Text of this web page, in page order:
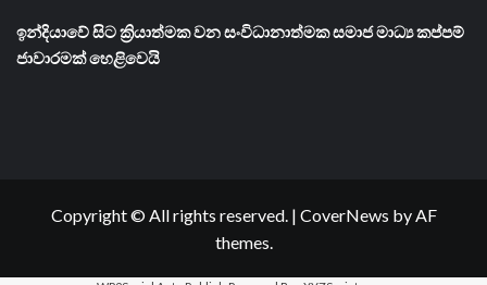
​ඉන්දියාවේ සිට ක්‍රියාත්මක වන සංවිධානාත්මක සමාජ මාධ්‍ය කප්පම්
ජාවාරමක් හෙළිවෙයි
Copyright © All rights reserved. | CoverNews by AF
themes.